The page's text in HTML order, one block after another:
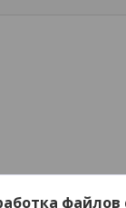
файлов